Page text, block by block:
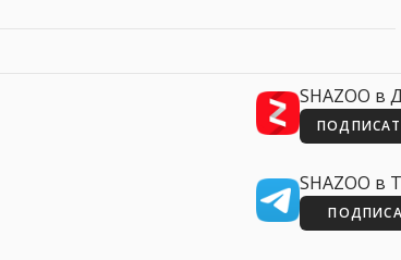
SHAZOO в
SHAZOO в